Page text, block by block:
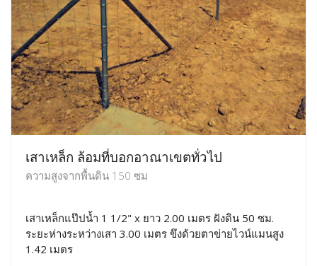
เสาเหล็ก ล้อมที่บอกอาณาเขตทั่วไป
ความสูงจากพื้นดิน 150 ซม
เสาเหล็กแป๊ปน้ำ 1 1/2" x ยาว 2.00 เมตร ฝังดิน 50 ซม.
ระยะห่างระหว่างเสา 3.00 เมตร ขึงด้วยตาข่ายไวน์แมนสูง
1.42 เมตร